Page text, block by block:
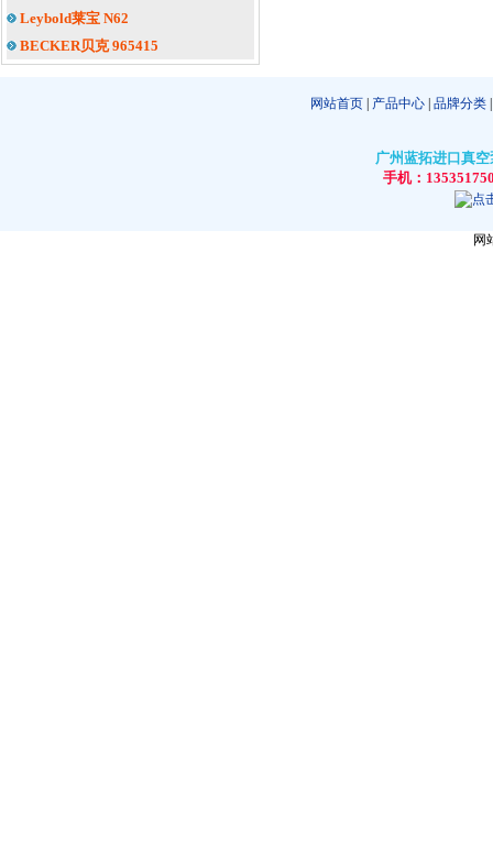
Leybold莱宝 N62
BECKER贝克 965415
网站首页 产品中心 品牌分类
广州蓝拓进口真
手机：
网